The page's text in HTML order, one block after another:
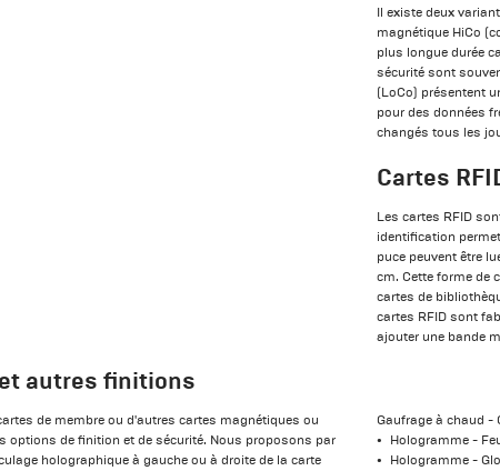
Il existe deux
magnétique HiCo
plus longue durée
sécurité sont
(LoCo) présentent
pour des données
changés tous les
Cartes
Les cartes RFID
identification
puce peuvent être
cm. Cette forme de
cartes de
cartes RFID sont
ajouter une bande
autres finitions
de membre ou d'autres cartes magnétiques ou
options de finition et de sécurité. Nous proposons par
holographique à gauche ou à droite de la carte
Gaufrage à chaud -
Hologramme -
Hologramme -